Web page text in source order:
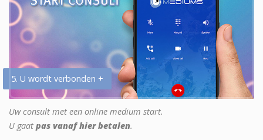
5. U wordt verbonden +
Uw consult met een online medium start.
U gaat pas vanaf hier betalen.